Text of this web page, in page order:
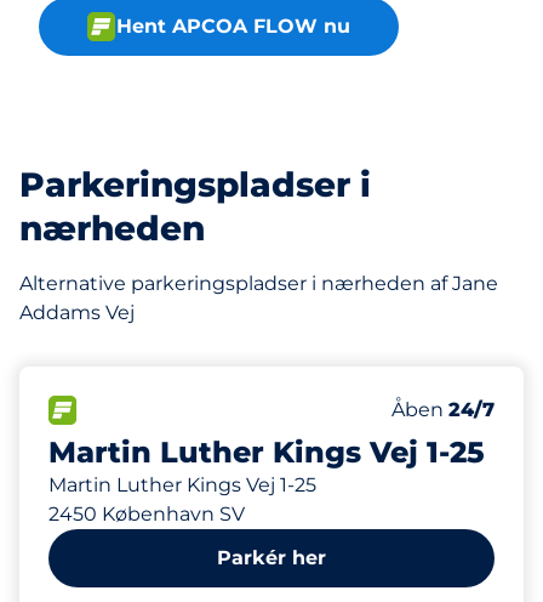
Hent APCOA FLOW nu
Parkeringspladser i
nærheden
Alternative parkeringspladser i nærheden af Jane
Addams Vej
Martin Luther Kings Vej 1-25
Martin Luther Kings Vej 1-25
2450 København SV
Antal
Antal pladser
110
Fredag&nbsp
Åben 24/7
70 m
Parkér her